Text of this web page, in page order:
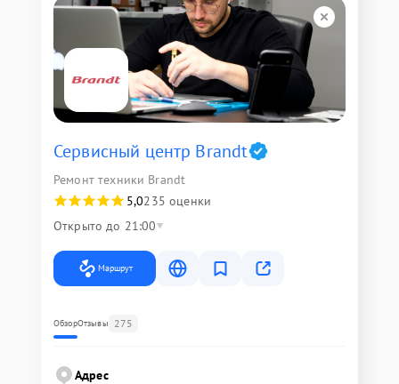
Сервисный центр Brandt
Ремонт техники Brandt
5,0235 оценки
Открыто до 21:00
Маршрут
ОбзорОтзывы 275
Адрес